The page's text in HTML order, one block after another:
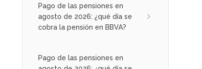
Pago de las pensiones en
agosto de 2026: ¿qué día se
cobra la pensión en BBVA?
Pago de las pensiones en